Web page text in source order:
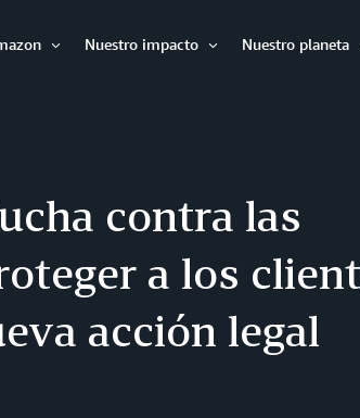
Nuestro impacto
Nuestro planeta
contra las
a los
acción legal